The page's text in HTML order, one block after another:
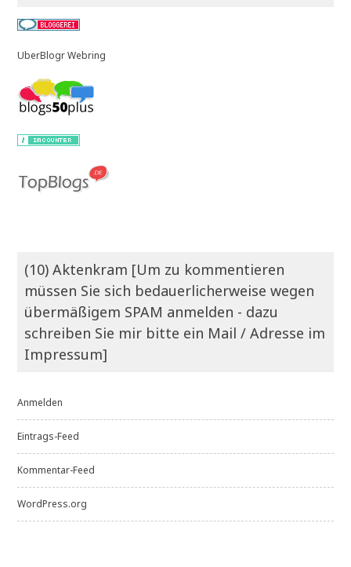
UberBlogr Webring
(10) Aktenkram [Um zu kommentieren
müssen Sie sich bedauerlicherweise wegen
übermäßigem SPAM anmelden - dazu
schreiben Sie mir bitte ein Mail / Adresse im
Impressum]
Anmelden
Eintrags-Feed
Kommentar-Feed
WordPress.org